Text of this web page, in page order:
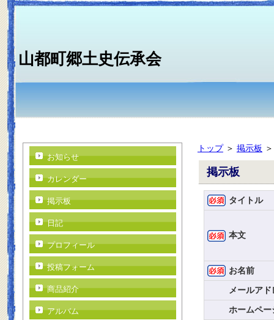
山都町郷土史伝承会
トップ＞ 掲示板
掲示板
タイトル
本文
お名前
メールアド
ホームペー
お知らせ
カレンダー
掲示板
日記
プロフィール
投稿フォーム
商品紹介
アルバム